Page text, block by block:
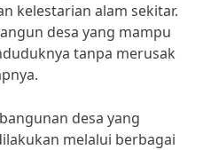
kelestarian alam sekitar.
desa yang mampu
tanpa merusak
desa yang
melalui berbagai